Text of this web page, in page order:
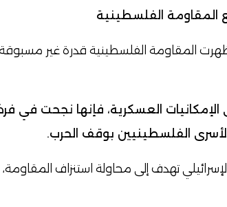
المقاومة الفلسطينية قدرة غير
الإمكانيات العسكرية، فإنها نجحت في
الفلسطينيين بوقف الحرب.
تهدف إلى محاولة استنزاف المقاومة،